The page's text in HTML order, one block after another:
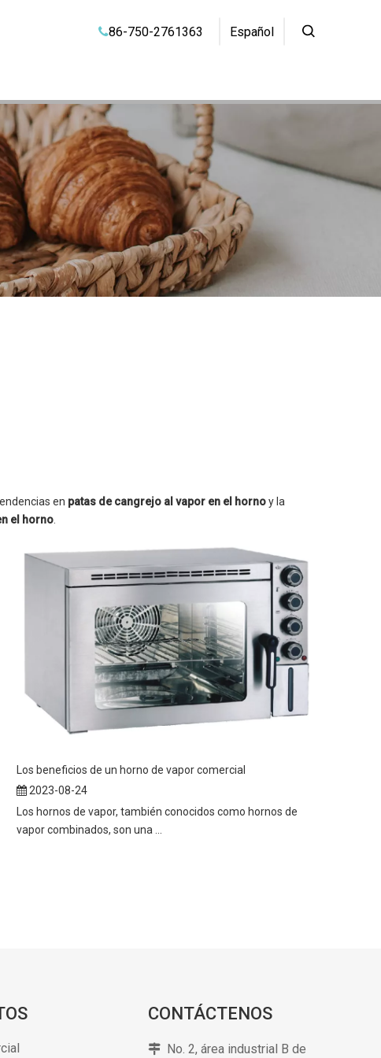
86-750-2761363 Español
en patas de cangrejo al vapor en el hornoy la
el horno
Los beneficios de un horno de vapor comercial
2023-08-24
Los hornos de vapor, también conocidos como hornos de
vapor combinados, son una ...
CONTÁCTENOS
 No. 2, área industrial B de